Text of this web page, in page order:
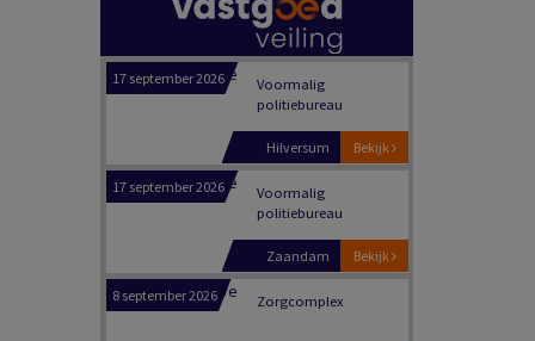
Hilversum
17 september 2026
Voormalig
politiebureau
Bekijk
Zaandam
8 september 2026 Zorgcomplex
Bekijk
Zwanenburg
6 oktober 2026 Transformatieobject